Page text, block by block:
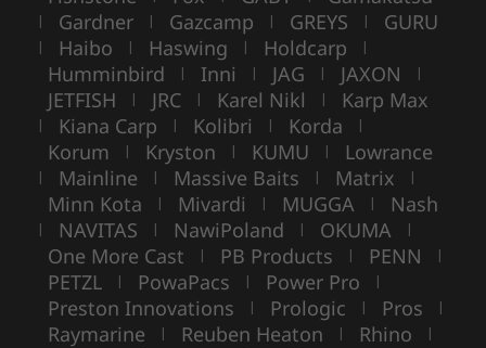
| Gardner | Gazcamp | GREYS | GURU
| Haibo | Haswing | Holdcarp |
Humminbird | Inni | JAG | JAXON |
JETFISH | JRC | Karel Nikl | Karp Max
| Kiana Carp | Kolibri | Korda |
Korum | Kryston | KUMU | Lowrance
| Mainline | Massive Baits | Matrix |
Minn Kota | Mivardi | MUGGA | Nash
| NAVITAS | NawiPoland | OKUMA |
One More Cast | PB Products | PENN |
PETZL | PowaPacs | Power Pro |
Preston Innovations | Prologic | Pros |
Raymarine | Reuben Heaton | Rhino |